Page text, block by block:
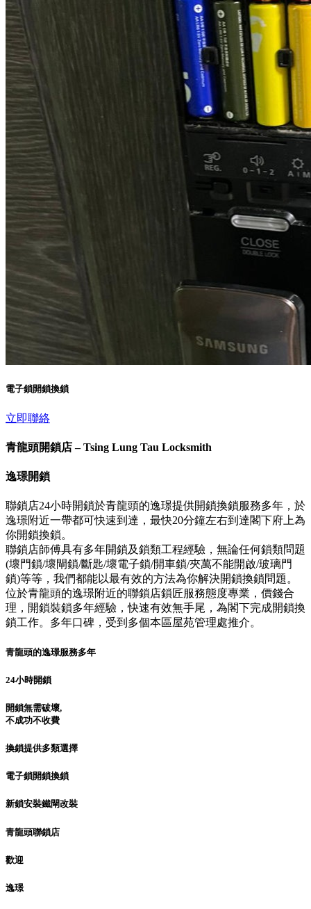
電子鎖開鎖換鎖
立即聯絡
青龍頭開鎖店 – Tsing Lung Tau Locksmith
逸璟開鎖
聯鎖店24小時開鎖於青龍頭的逸璟提供開鎖換鎖服務多年，於
逸璟附近一帶都可快速到達，最快20分鐘左右到達閣下府上為
你開鎖換鎖。
聯鎖店師傅具有多年開鎖及鎖類工程經驗，無論任何鎖類問題
(壞門鎖/壞閘鎖/斷匙/壞電子鎖/開車鎖/夾萬不能開啟/玻璃門
鎖)等等，我們都能以最有效的方法為你解決開鎖換鎖問題。
位於青龍頭的逸璟附近的聯鎖店鎖匠服務態度專業，價錢合
理，開鎖裝鎖多年經驗，快速有效無手尾，為閣下完成開鎖換
鎖工作。多年口碑，受到多個本區屋苑管理處推介。
青龍頭的逸璟服務多年
24小時開鎖
開鎖無需破壞,
不成功不收費
換鎖提供多類選擇
電子鎖開鎖換鎖
新鎖安裝鐵閘改裝
青龍頭聯鎖店
歡迎
逸璟